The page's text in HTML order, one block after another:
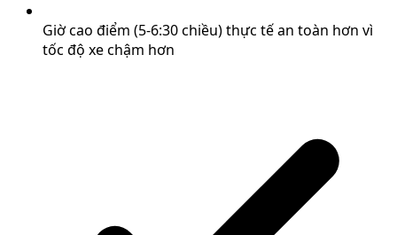
Giờ cao điểm (5-6:30 chiều) thực tế an toàn hơn vì
tốc độ xe chậm hơn